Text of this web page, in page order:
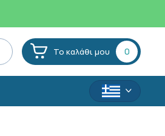
Το καλάθι μου 0